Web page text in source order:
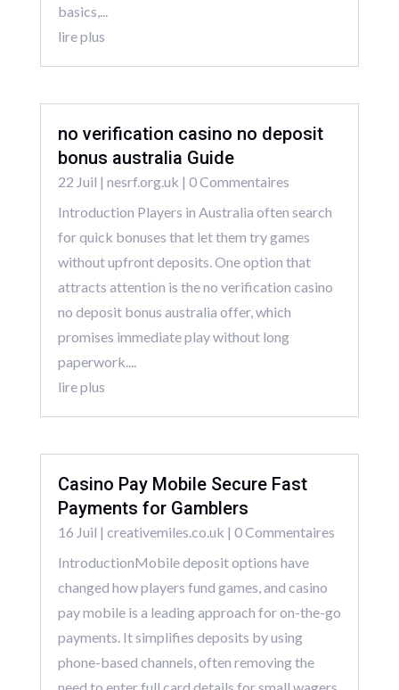
basics,...
lire plus
no verification casino no deposit
bonus australia Guide
22 Juil | nesrf.org.uk | 0 Commentaires
Introduction Players in Australia often search
for quick bonuses that let them try games
without upfront deposits. One option that
attracts attention is the no verification casino
no deposit bonus australia offer, which
promises immediate play without long
paperwork....
lire plus
Casino Pay Mobile Secure Fast
Payments for Gamblers
16 Juil | creativemiles.co.uk | 0 Commentaires
IntroductionMobile deposit options have
changed how players fund games, and casino
pay mobile is a leading approach for on-the-go
payments. It simplifies deposits by using
phone-based channels, often removing the